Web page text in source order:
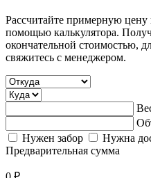
Рассчитайте примерную цену
помощью калькулятора.
окончательной стоимостью,
свяжитесь с менеджером.
Нужен забор
Нужна
Предварительная сумма